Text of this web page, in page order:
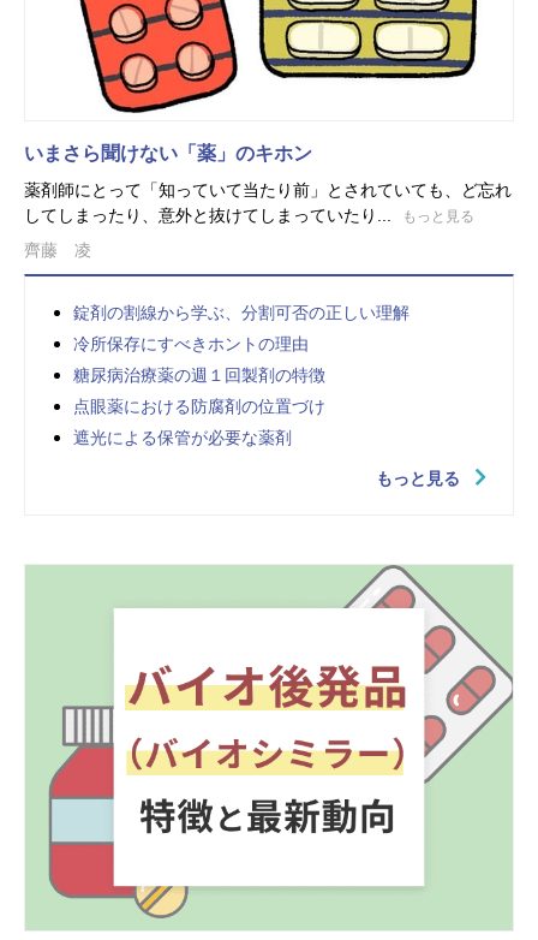
いまさら聞けない「薬」のキホン
薬剤師にとって「知っていて当たり前」とされていても、ど忘れ
してしまったり、意外と抜けてしまっていたり...
もっと見る
齊藤 凌
錠剤の割線から学ぶ、分割可否の正しい理解
冷所保存にすべきホントの理由
糖尿病治療薬の週１回製剤の特徴
点眼薬における防腐剤の位置づけ
遮光による保管が必要な薬剤
もっと見る